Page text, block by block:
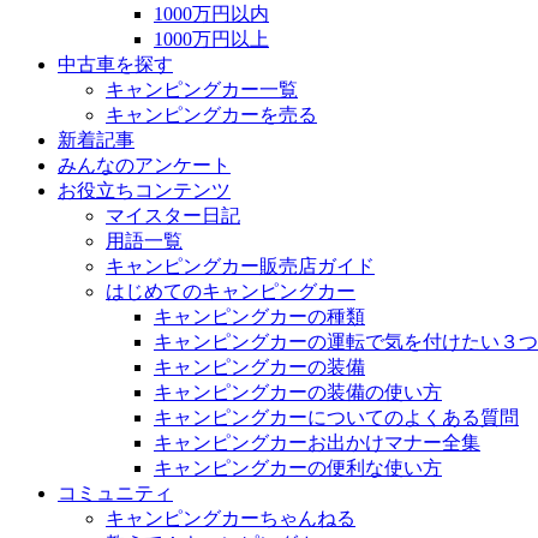
1000万円以内
1000万円以上
中古車を探す
キャンピングカー一覧
キャンピングカーを売る
新着記事
みんなのアンケート
お役立ちコンテンツ
マイスター日記
用語一覧
キャンピングカー販売店ガイド
はじめてのキャンピングカー
キャンピングカーの種類
キャンピングカーの運転で気を付けたい３
キャンピングカーの装備
キャンピングカーの装備の使い方
キャンピングカーについてのよくある質問
キャンピングカーお出かけマナー全集
キャンピングカーの便利な使い方
コミュニティ
キャンピングカーちゃんねる